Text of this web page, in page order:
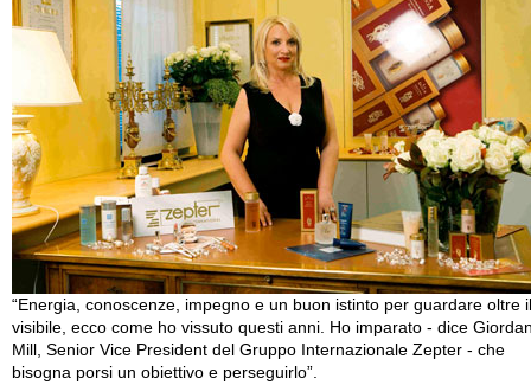
“Energia, conoscenze, impegno e un buon istinto per guardare oltre il
visibile, ecco come ho vissuto questi anni. Ho imparato - dice
Mill, Senior Vice President del Gruppo Internazionale Zepter - che
bisogna porsi un obiettivo e perseguirlo”.